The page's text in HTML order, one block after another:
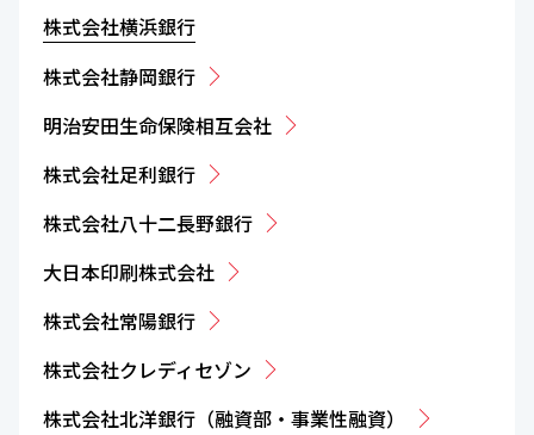
株式会社横浜銀行
株式会社静岡銀行
明治安田生命保険相互会社
株式会社足利銀行
株式会社八十二長野銀行
大日本印刷株式会社
株式会社常陽銀行
株式会社クレディセゾン
株式会社北洋銀行（融資部・事業性融資）